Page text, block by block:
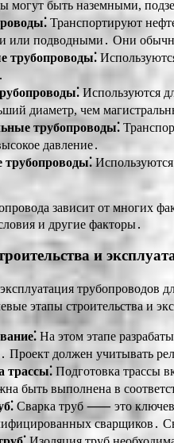
могут быть наземными,
Транспортируют
или подводными․ Они
трубопроводы⁚
Используются
диаметр, чем
трубопроводы⁚
давление․
зависит от многих
и другие факторы․
и
этапы строительства и
На этом этапе
Проект должен учитывать
трассы⁚ Подготовка трассы
быть выполнена в
Сварка труб ⸺ это
сварщиков․